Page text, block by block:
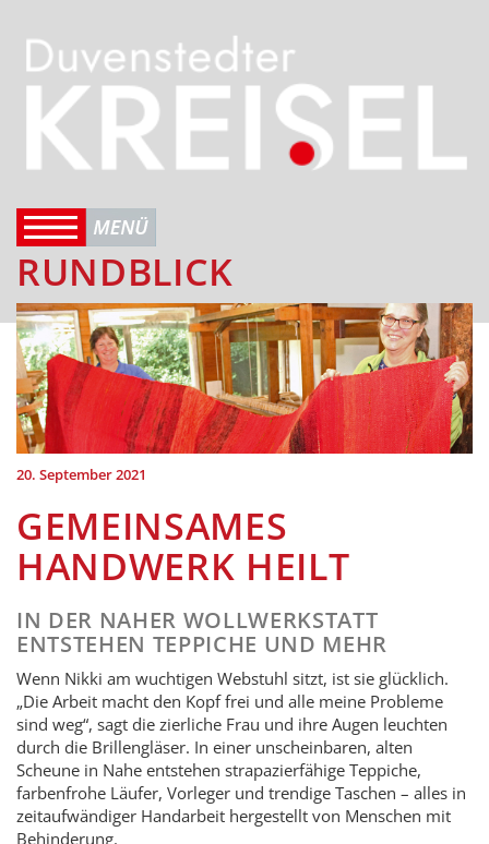
RUNDBLICK
20. September 2021
GEMEINSAMES
HANDWERK HEILT
IN DER NAHER WOLLWERKSTATT
ENTSTEHEN TEPPICHE UND MEHR
Wenn Nikki am wuchtigen Webstuhl sitzt, ist sie glücklich.
„Die Arbeit macht den Kopf frei und alle meine Probleme
sind weg“, sagt die zierliche Frau und ihre Augen leuchten
durch die Brillengläser. In einer unscheinbaren, alten
Scheune in Nahe entstehen strapazierfähige Teppiche,
farbenfrohe Läufer, Vorleger und trendige Taschen – alles in
zeitaufwändiger Handarbeit hergestellt von Menschen mit
Behinderung.